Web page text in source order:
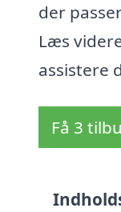
der
Læs
assistere
Få 3